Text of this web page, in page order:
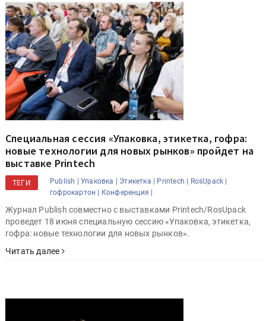
Специальная сессия «Упаковка, этикетка, гофра:
новые технологии для новых рынков» пройдет на
выставке Printech
ТЕГИ Publish | Упаковка | Этикетка | Printech | RosUpack |
гофрокартон | Конференция |
Журнал Publish совместно с выставками Printech/RosUpack
проведет 18 июня специальную сессию «Упаковка, этикетка,
гофра: новые технологии для новых рынков».
Читать далее